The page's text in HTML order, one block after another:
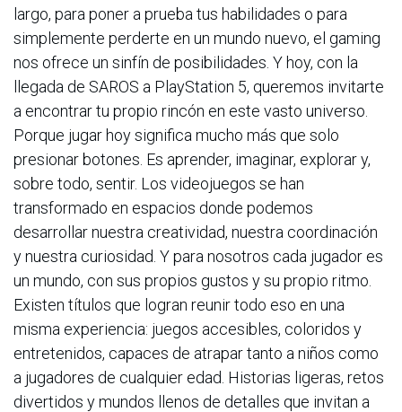
largo, para poner a prueba tus habilidades o para
simplemente perderte en un mundo nuevo, el gaming
nos ofrece un sinfín de posibilidades. Y hoy, con la
llegada de SAROS a PlayStation 5, queremos invitarte
a encontrar tu propio rincón en este vasto universo.
Porque jugar hoy significa mucho más que solo
presionar botones. Es aprender, imaginar, explorar y,
sobre todo, sentir. Los videojuegos se han
transformado en espacios donde podemos
desarrollar nuestra creatividad, nuestra coordinación
y nuestra curiosidad. Y para nosotros cada jugador es
un mundo, con sus propios gustos y su propio ritmo.
Existen títulos que logran reunir todo eso en una
misma experiencia: juegos accesibles, coloridos y
entretenidos, capaces de atrapar tanto a niños como
a jugadores de cualquier edad. Historias ligeras, retos
divertidos y mundos llenos de detalles que invitan a